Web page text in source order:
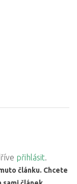
přihlásit.
článku. Chcete